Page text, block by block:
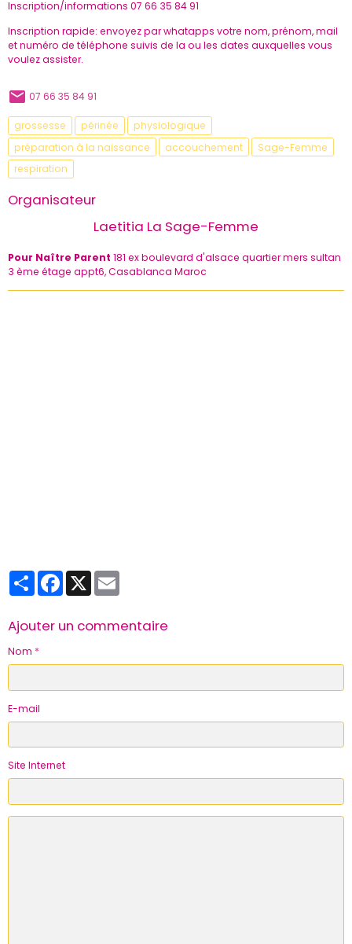
Inscription/informations 07 66 35 84 91
Inscription rapide: envoyez par whatapps votre nom, prénom, mail
et numéro de téléphone suivis de la ou les dates auxquelles vous
voulez assister.
07 66 35 84 91
grossesse périnée
physiologique
préparation à la naissance
accouchement
Sage-Femme
respiration
Organisateur
Laetitia La Sage-Femme
Pour Naître Parent 181 ex boulevard d'alsace quartier mers sultan
3 ème étage appt6, Casablanca Maroc
PartagerFacebook
X
Ajouter un commentaire
Nom
E-mail
Site Internet